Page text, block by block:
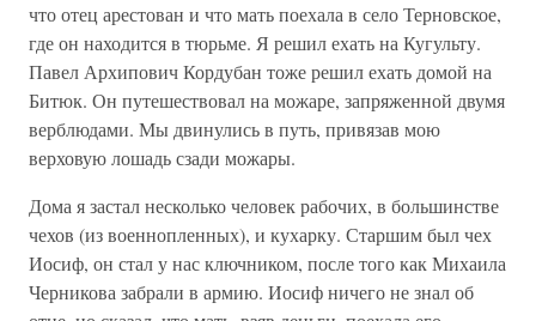
что отец арестован и что мать поехала в село Терновское,
где он находится в тюрьме. Я решил ехать на Кугульту.
Павел Архипович Кордубан тоже решил ехать домой на
Битюк. Он путешествовал на можаре, запряженной двумя
верблюдами. Мы двинулись в путь, привязав мою
верховую лошадь сзади можары.
Дома я застал несколько человек рабочих, в большинстве
чехов (из военнопленных), и кухарку. Старшим был чех
Иосиф, он стал у нас ключником, после того как Михаила
Черникова забрали в армию. Иосиф ничего не знал об